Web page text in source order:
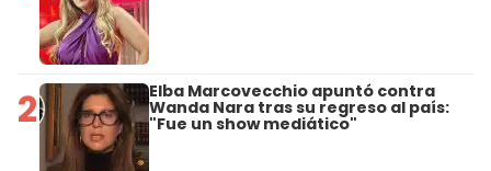
2 Elba Marcovecchio apuntó contra
Wanda Nara tras su regreso al país:
"Fue un show mediático"